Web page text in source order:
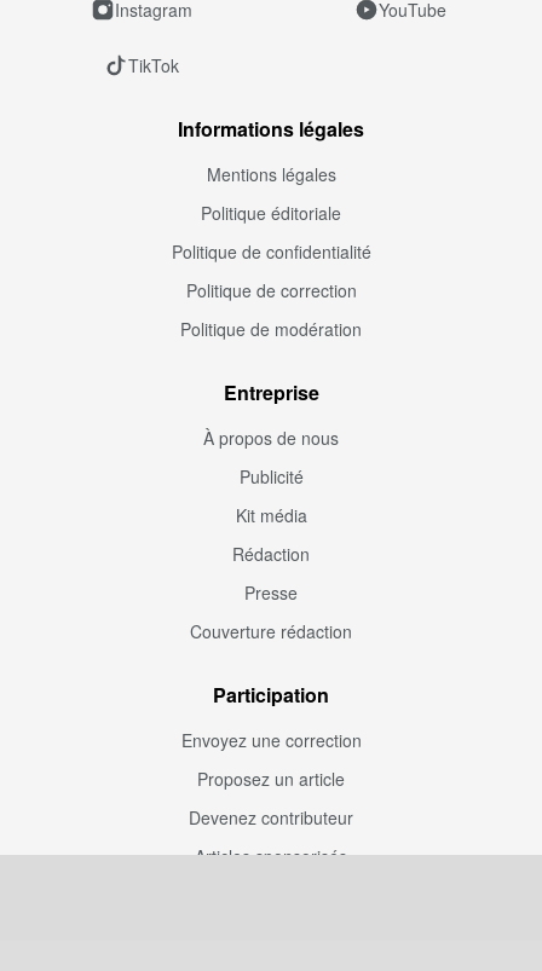
Instagram YouTube
TikTok
Informations légales
Mentions légales
Politique éditoriale
Politique de confidentialité
Politique de correction
Politique de modération
Entreprise
À propos de nous
Publicité
Kit média
Rédaction
Presse
Couverture rédaction
Participation
Envoyez une correction
Proposez un article
Devenez contributeur
Articles sponsorisés